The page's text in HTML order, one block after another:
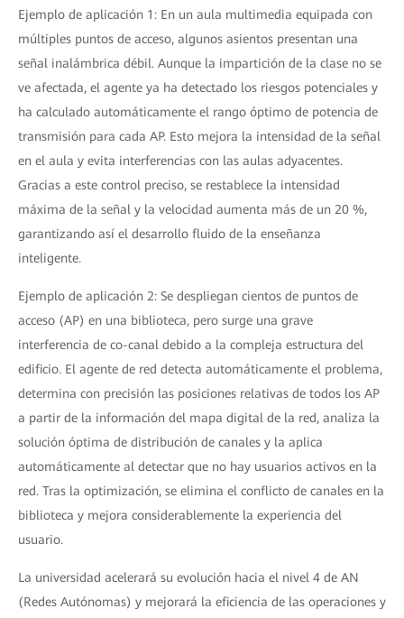
Ejemplo de aplicación 1: En un aula multimedia equipada con
múltiples puntos de acceso, algunos asientos presentan una
señal inalámbrica débil. Aunque la impartición de la clase no se
ve afectada, el agente ya ha detectado los riesgos potenciales y
ha calculado automáticamente el rango óptimo de potencia de
transmisión para cada AP. Esto mejora la intensidad de la señal
en el aula y evita interferencias con las aulas adyacentes.
Gracias a este control preciso, se restablece la intensidad
máxima de la señal y la velocidad aumenta más de un 20 %,
garantizando así el desarrollo fluido de la enseñanza
inteligente.
Ejemplo de aplicación 2: Se despliegan cientos de puntos de
acceso (AP) en una biblioteca, pero surge una grave
interferencia de co-canal debido a la compleja estructura del
edificio. El agente de red detecta automáticamente el problema,
determina con precisión las posiciones relativas de todos los AP
a partir de la información del mapa digital de la red, analiza la
solución óptima de distribución de canales y la aplica
automáticamente al detectar que no hay usuarios activos en la
red. Tras la optimización, se elimina el conflicto de canales en la
biblioteca y mejora considerablemente la experiencia del
usuario.
La universidad acelerará su evolución hacia el nivel 4 de AN
(Redes Autónomas) y mejorará la eficiencia de las operaciones y